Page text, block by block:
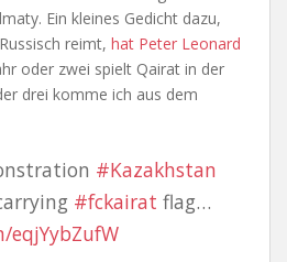
Ein kleines Gedicht dazu,
reimt, hat Peter Leonard
oder zwei spielt Qairat in der
drei komme ich aus dem
#Kazakhstan
#fckairat flag…